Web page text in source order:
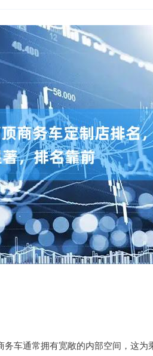
车通常拥有宽敞的内部空间，这为